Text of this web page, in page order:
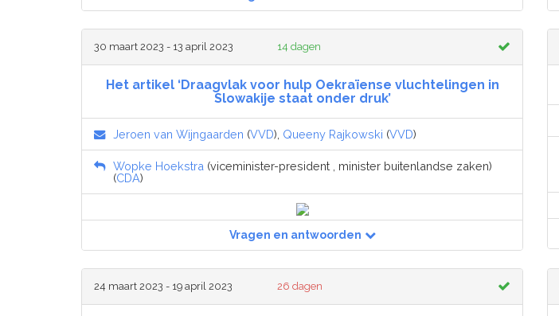
30 maart 2023 - 13 april 2023 14 dagen
Het artikel ‘Draagvlak voor hulp Oekraïense vluchtelingen in
Slowakije staat onder druk’
Jeroen van Wijngaarden (VVD), Queeny Rajkowski (VVD)
Wopke Hoekstra (viceminister-president , minister buitenlandse zaken)
(CDA)
Vragen en antwoorden
24 maart 2023 - 19 april 2023 26 dagen